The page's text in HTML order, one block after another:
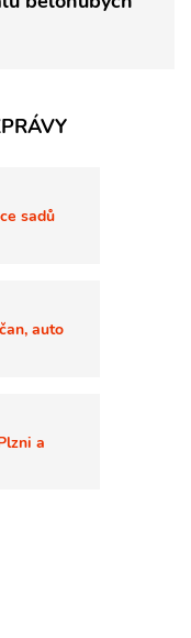
sadů
auto
a